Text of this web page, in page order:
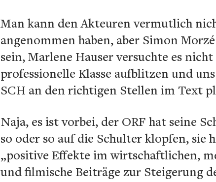
Man kann den Akteuren vermutlich
angenommen haben, aber Simon
sein, Marlene Hauser versuchte es
professionelle Klasse aufblitzen und
SCH an den richtigen Stellen im Text
Naja, es ist vorbei, der ORF hat seine
so oder so auf die Schulter klopfen,
„positive Effekte im wirtschaftlichen,
und filmische Beiträge zur Steigerung